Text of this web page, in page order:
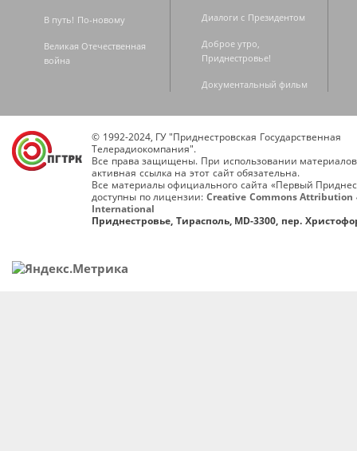
В путь! По-новому
Великая Отечественная
война
Диалоги с Президентом
Доброе утро,
Приднестровье!
Документальный фильм
© 1992-2024, ГУ "Приднестровская Государственная
Телерадиокомпания".
Все права защищены. При использовании
активная ссылка на этот сайт обязательна.
Все материалы официального сайта «Первый
доступны по лицензии: Creative Commons Attribution
International
Приднестровье, Тирасполь, MD-3300, пер.